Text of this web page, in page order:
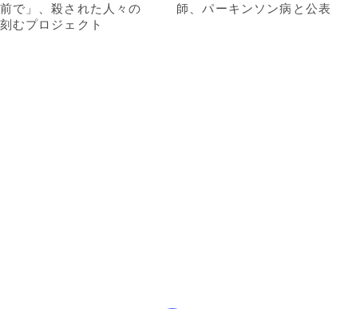
で」、殺された人々の
むプロジェクト
師、パーキンソン病と公表